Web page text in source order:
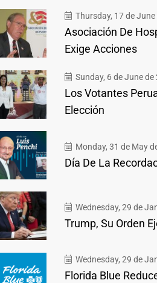
Thursday, 17 de
Asociación De
Exige Acciones
Sunday, 6 de June de
Los Votantes
Elección
Monday, 31 de May
Día De La
Wednesday, 29 de
Trump, Su Orden
Wednesday, 29 de
Florida Blue